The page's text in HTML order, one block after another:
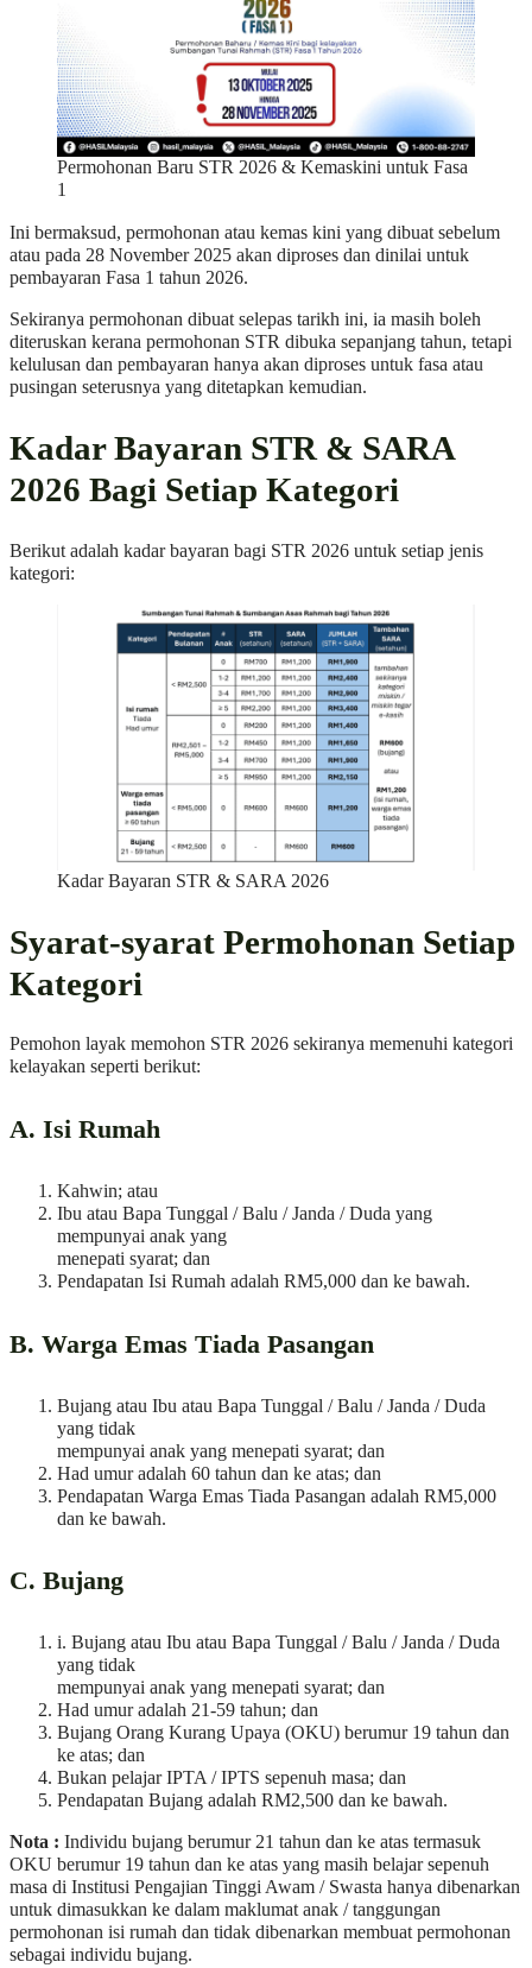
Permohonan Baru STR 2026 & Kemaskini untuk Fasa
1
Ini bermaksud, permohonan atau kemas kini yang dibuat sebelum
atau pada 28 November 2025 akan diproses dan dinilai untuk
pembayaran Fasa 1 tahun 2026.
Sekiranya permohonan dibuat selepas tarikh ini, ia masih boleh
diteruskan kerana permohonan STR dibuka sepanjang tahun, tetapi
kelulusan dan pembayaran hanya akan diproses untuk fasa atau
pusingan seterusnya yang ditetapkan kemudian.
Kadar Bayaran STR & SARA
2026 Bagi Setiap Kategori
Berikut adalah kadar bayaran bagi STR 2026 untuk setiap jenis
kategori:
Kadar Bayaran STR & SARA 2026
Syarat-syarat Permohonan Setiap
Kategori
Pemohon layak memohon STR 2026 sekiranya memenuhi kategori
kelayakan seperti berikut:
A. Isi Rumah
Kahwin; atau
Ibu atau Bapa Tunggal / Balu / Janda / Duda yang
mempunyai anak yang
menepati syarat; dan
Pendapatan Isi Rumah adalah RM5,000 dan ke bawah.
B. Warga Emas Tiada Pasangan
Bujang atau Ibu atau Bapa Tunggal / Balu / Janda / Duda
yang tidak
mempunyai anak yang menepati syarat; dan
Had umur adalah 60 tahun dan ke atas; dan
Pendapatan Warga Emas Tiada Pasangan adalah RM5,000
dan ke bawah.
C. Bujang
i. Bujang atau Ibu atau Bapa Tunggal / Balu / Janda / Duda
yang tidak
mempunyai anak yang menepati syarat; dan
Had umur adalah 21-59 tahun; dan
Bujang Orang Kurang Upaya (OKU) berumur 19 tahun dan
ke atas; dan
Bukan pelajar IPTA / IPTS sepenuh masa; dan
Pendapatan Bujang adalah RM2,500 dan ke bawah.
Nota : Individu bujang berumur 21 tahun dan ke atas termasuk
OKU berumur 19 tahun dan ke atas yang masih belajar sepenuh
masa di Institusi Pengajian Tinggi Awam / Swasta hanya dibenarkan
untuk dimasukkan ke dalam maklumat anak / tanggungan
permohonan isi rumah dan tidak dibenarkan membuat permohonan
sebagai individu bujang.